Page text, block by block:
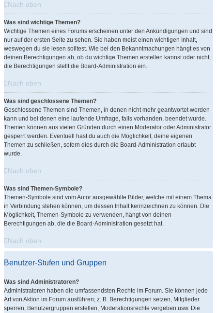
Nach oben
Was sind wichtige Themen?
Wichtige Themen eines Forums erscheinen unter den Ankündigungen und sind
nur auf der ersten Seite zu sehen. Sie haben meist einen wichtigen Inhalt,
weswegen du sie lesen solltest. Wie bei den Bekanntmachungen hängt es von
deinen Berechtigungen ab, ob du wichtige Themen erstellen kannst oder nicht;
die Berechtigungen stellt die Board-Administration ein.
Nach oben
Was sind geschlossene Themen?
Geschlossene Themen sind Themen, in denen nicht mehr geantwortet werden
kann und bei denen eine laufende Umfrage, falls vorhanden, beendet wurde.
Themen können aus vielen Gründen durch einen Moderator oder Administrator
gesperrt werden. Eventuell hast du auch die Möglichkeit, deine eigenen
Themen zu schließen, sofern dies durch die Board-Administration erlaubt
wurde.
Nach oben
Was sind Themen-Symbole?
Themen-Symbole sind vom Autor ausgewählte Bilder, welche mit einem Thema
in Verbindung stehen können, um dessen Inhalt kennzeichnen zu können. Die
Möglichkeit, Themen-Symbole zu verwenden, hängt von deinen
Berechtigungen ab, die die Board-Administration gesetzt hat.
Nach oben
Benutzer-Stufen und Gruppen
Was sind Administratoren?
Administratoren haben die umfassendsten Rechte im Forum. Sie können jede
Art von Aktion im Forum ausführen; z. B. Berechtigungen setzen, Mitglieder
sperren, Benutzergruppen erstellen, Moderationsrechte vergeben usw. Die